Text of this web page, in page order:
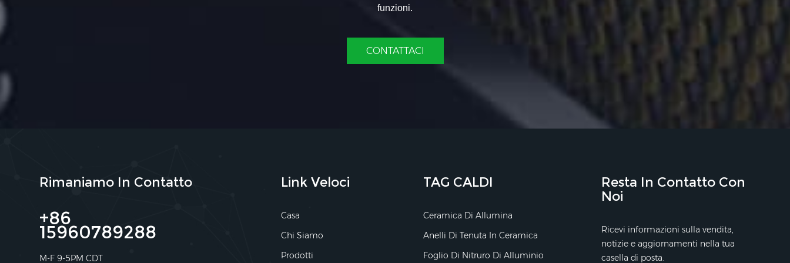
funzioni.
CONTATTACI
Rimaniamo In Contatto
+86
15960789288
M-F 9-5PM CDT
Link Veloci
Casa
Chi Siamo
Prodotti
TAG CALDI
Ceramica Di Allumina
Anelli Di Tenuta In Ceramica
Foglio Di Nitruro Di Alluminio
Resta In Contatto Con
Noi
Ricevi informazioni sulla vendita,
notizie e aggiornamenti nella tua
casella di posta.